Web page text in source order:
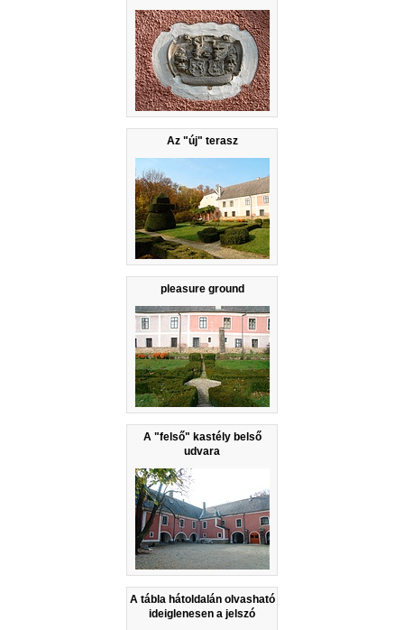
Az "új" terasz
pleasure ground
A "felső" kastély belső
udvara
A tábla hátoldalán olvasható
ideiglenesen a jelszó